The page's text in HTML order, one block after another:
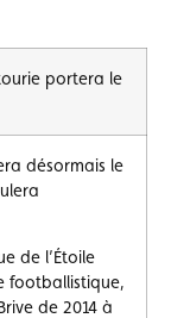
portera le
désormais le
de l’Étoile
footballistique,
de 2014 à